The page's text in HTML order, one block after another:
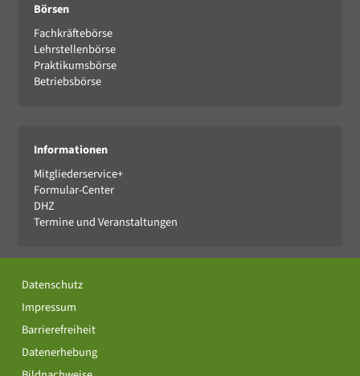
Börsen
Fachkräftebörse
Lehrstellenbörse
Praktikumsbörse
Betriebsbörse
Informationen
Mitgliederservice+
Formular-Center
DHZ
Termine und Veranstaltungen
Datenschutz
Impressum
Barrierefreiheit
Datenerhebung